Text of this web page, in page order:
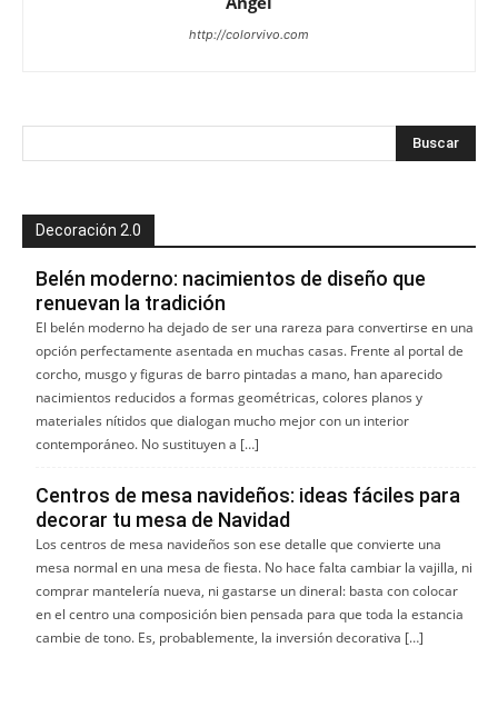
http://colorvivo.com
Decoración 2.0
Belén moderno: nacimientos de diseño que
renuevan la tradición
El belén moderno ha dejado de ser una rareza para convertirse en una
opción perfectamente asentada en muchas casas. Frente al portal de
corcho, musgo y figuras de barro pintadas a mano, han aparecido
nacimientos reducidos a formas geométricas, colores planos y
materiales nítidos que dialogan mucho mejor con un interior
contemporáneo. No sustituyen a […]
Centros de mesa navideños: ideas fáciles para
decorar tu mesa de Navidad
Los centros de mesa navideños son ese detalle que convierte una
mesa normal en una mesa de fiesta. No hace falta cambiar la vajilla, ni
comprar mantelería nueva, ni gastarse un dineral: basta con colocar
en el centro una composición bien pensada para que toda la estancia
cambie de tono. Es, probablemente, la inversión decorativa […]